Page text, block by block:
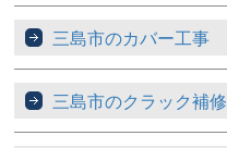
三島市のカバー工事
三島市のクラック補修